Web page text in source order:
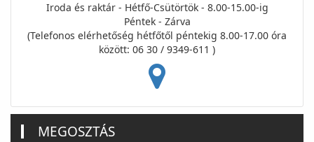
Iroda és raktár - Hétfő-Csütörtök - 8.00-15.00-ig
Péntek - Zárva
(Telefonos elérhetőség hétfőtől péntekig 8.00-17.00 óra
között: 06 30 / 9349-611 )
MEGOSZTÁS